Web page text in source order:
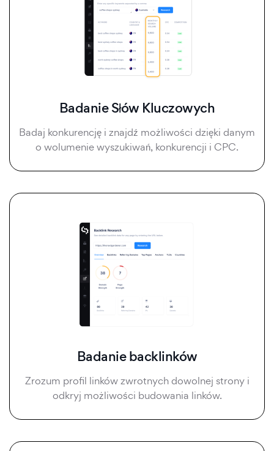
Badanie Słów Kluczowych
Badaj konkurencję i znajdź możliwości dzięki danym
o wolumenie wyszukiwań, konkurencji i CPC.
Badanie backlinków
Zrozum profil linków zwrotnych dowolnej strony i
odkryj możliwości budowania linków.